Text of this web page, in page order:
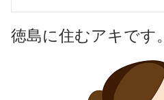
徳島に住むアキです。